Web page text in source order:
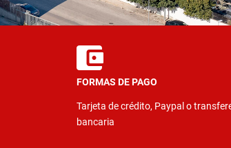
FORMAS DE PAGO
Tarjeta de crédito, Paypal o
bancaria